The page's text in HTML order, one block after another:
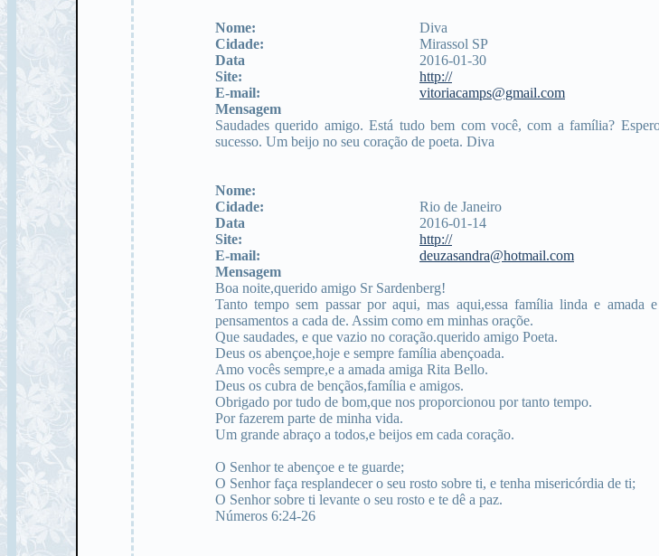
Nome:
Diva
Cidade:
Mirassol SP
Data
2016-01-30
Site:
http://
E-mail:
vitoriacamps@gmail.com
Mensagem
Saudades querido amigo. Está tudo bem com você, com a família?
sucesso. Um beijo no seu coração de poeta. Diva
Nome:
Cidade:
Rio de Janeiro
Data
2016-01-14
Site:
http://
E-mail:
deuzasandra@hotmail.com
Mensagem
Boa noite,querido amigo Sr Sardenberg!
Tanto tempo sem passar por aqui, mas aqui,essa família linda e amada
pensamentos a cada de. Assim como em minhas oraçõe.
Que saudades, e que vazio no coração.querido amigo Poeta.
Deus os abençoe,hoje e sempre família abençoada.
Amo vocês sempre,e a amada amiga Rita Bello.
Deus os cubra de bençãos,família e amigos.
Obrigado por tudo de bom,que nos proporcionou por tanto tempo.
Por fazerem parte de minha vida.
Um grande abraço a todos,e beijos em cada coração.
O Senhor te abençoe e te guarde;
O Senhor faça resplandecer o seu rosto sobre ti, e tenha misericórdia de ti;
O Senhor sobre ti levante o seu rosto e te dê a paz.
Números 6:24-26